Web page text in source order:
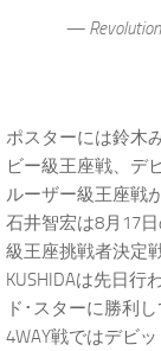
— Revolution
ポスターには鈴木
ビー級王座戦、デ
ルーザー級王座戦
石井智宏は8月17
級王座挑戦者決定
KUSHIDAは先日行
ド･スターに勝利
4WAY戦ではデビ